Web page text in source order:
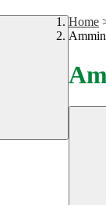
Home